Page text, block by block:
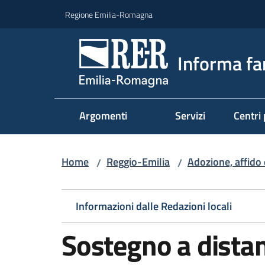
Regione Emilia-Romagna
Informa
Argomenti Servizi Centri
Home / Reggio-Emilia / Adozione,
Informazioni dalle Redazioni locali
Sostegno a